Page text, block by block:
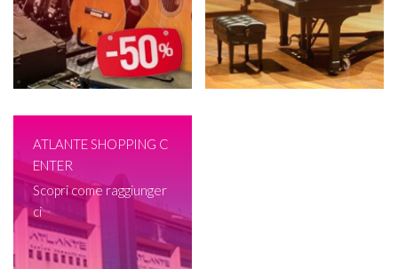
ATLANTE SHOPPING C
ENTER
Scopri come raggiunger
ci